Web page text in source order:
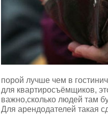
порой лучше чем в
для квартиросъёмщиков,
важно,сколько людей там
Для арендодателей такая